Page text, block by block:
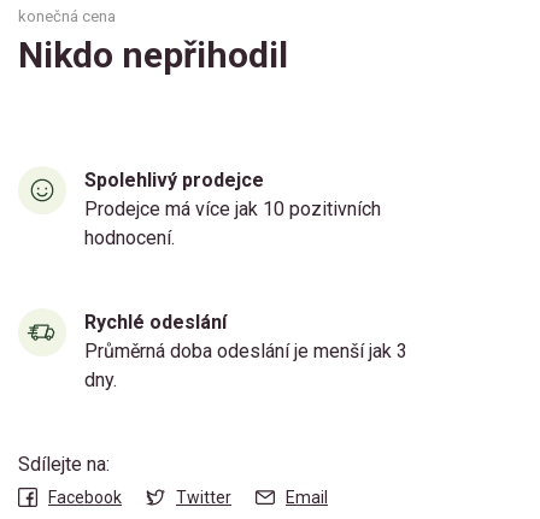
konečná cena
Nikdo nepřihodil
Spolehlivý prodejce
Prodejce má více jak 10 pozitivních
hodnocení.
Rychlé odeslání
Průměrná doba odeslání je menší jak 3
dny.
Sdílejte na:
Facebook Twitter Email